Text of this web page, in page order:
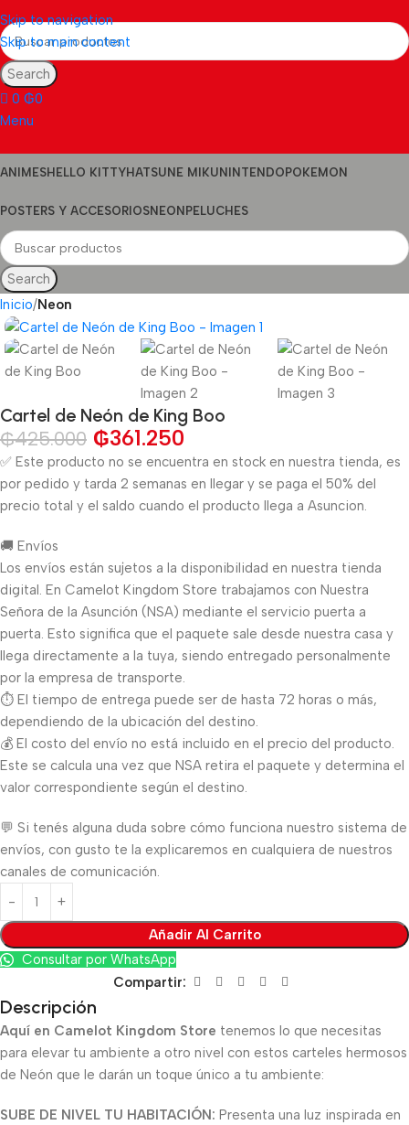
Skip to navigation
Skip to main content
Search
0 ₲0
Menu
ANIMESHELLO KITTYHATSUNE MIKU NINTENDO POKEMON
POSTERS Y ACCESORIOSNEON PELUCHES
Search
Inicio Neon
Cartel de Neón de King Boo
₲425.000 ₲361.250
✅ Este producto no se encuentra en stock en nuestra tienda, es
por pedido y tarda 2 semanas en llegar y se paga el 50% del
precio total y el saldo cuando el producto llega a Asuncion.
🚚 Envíos
Los envíos están sujetos a la disponibilidad en nuestra tienda
digital. En Camelot Kingdom Store trabajamos con Nuestra
Señora de la Asunción (NSA) mediante el servicio puerta a
puerta. Esto significa que el paquete sale desde nuestra casa y
llega directamente a la tuya, siendo entregado personalmente
por la empresa de transporte.
⏱️ El tiempo de entrega puede ser de hasta 72 horas o más,
dependiendo de la ubicación del destino.
💰 El costo del envío no está incluido en el precio del producto.
Este se calcula una vez que NSA retira el paquete y determina el
valor correspondiente según el destino.
💬 Si tenés alguna duda sobre cómo funciona nuestro sistema de
envíos, con gusto te la explicaremos en cualquiera de nuestros
canales de comunicación.
Añadir Al Carrito
Consultar por WhatsApp
Compartir:
Descripción
Aquí en Camelot Kingdom Store tenemos lo que necesitas
para elevar tu ambiente a otro nivel con estos carteles hermosos
de Neón que le darán un toque único a tu ambiente:
SUBE DE NIVEL TU HABITACIÓN: Presenta una luz inspirada en